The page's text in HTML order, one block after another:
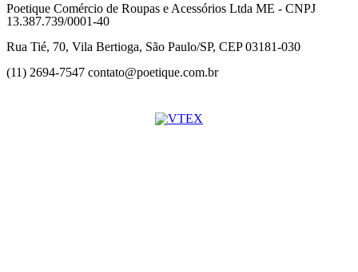
Poetique Comércio de Roupas e Acessórios Ltda ME - CNPJ
13.387.739/0001-40
Rua Tié, 70, Vila Bertioga, São Paulo/SP, CEP 03181-030
(11) 2694-7547 contato@poetique.com.br